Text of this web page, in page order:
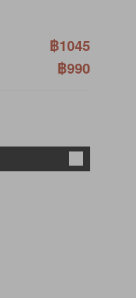
฿1045
฿990